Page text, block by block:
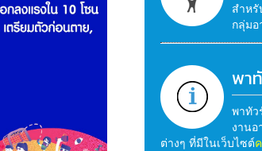
สำหรั
กลุ่ม
พา
พาทัว
งาน
ต่างๆ ที่มีในเว็บไซต์